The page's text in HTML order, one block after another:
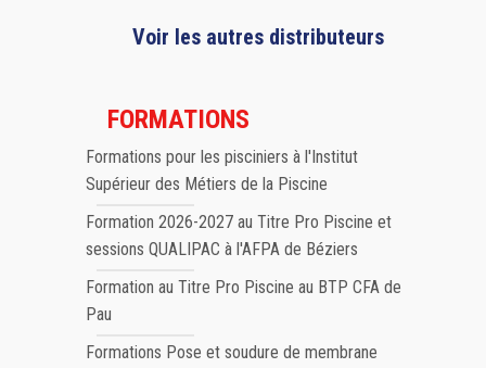
Voir les autres distributeurs
FORMATIONS
Formations pour les pisciniers à l'Institut
Supérieur des Métiers de la Piscine
Formation 2026-2027 au Titre Pro Piscine et
sessions QUALIPAC à l'AFPA de Béziers
Formation au Titre Pro Piscine au BTP CFA de
Pau
Formations Pose et soudure de membrane